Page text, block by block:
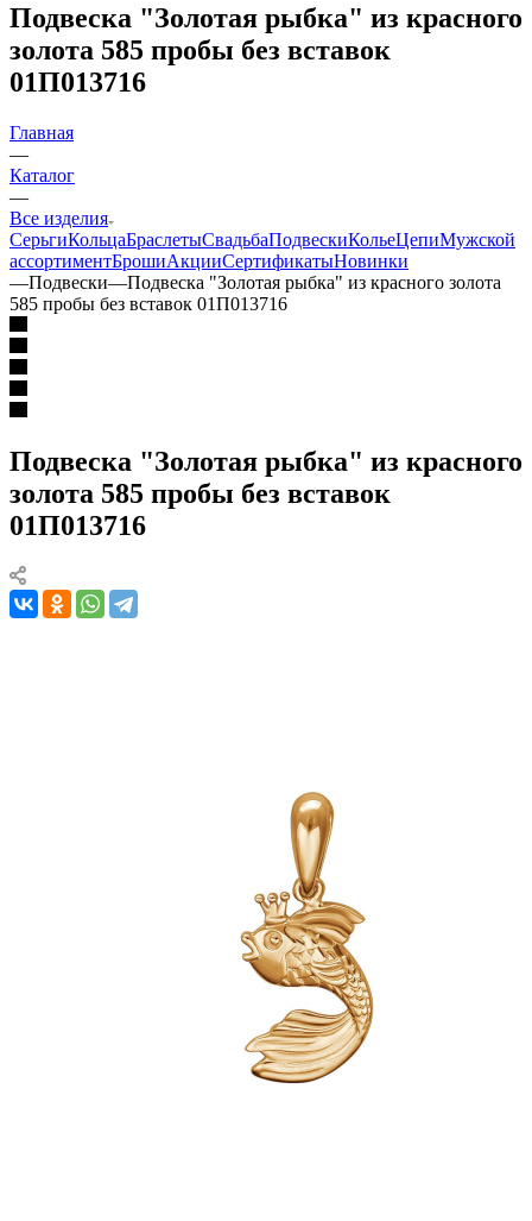
Подвеска "Золотая рыбка" из красного
золота 585 пробы без вставок
01П013716
Главная
—
Каталог
—
Все изделия
СерьгиКольцаБраслетыСвадьбаПодвескиКольеЦепиМужской
ассортиментБрошиАкцииСертификатыНовинки
—Подвески—Подвеска "Золотая рыбка" из красного золота
585 пробы без вставок 01П013716
Подвеска "Золотая рыбка" из красного
золота 585 пробы без вставок
01П013716